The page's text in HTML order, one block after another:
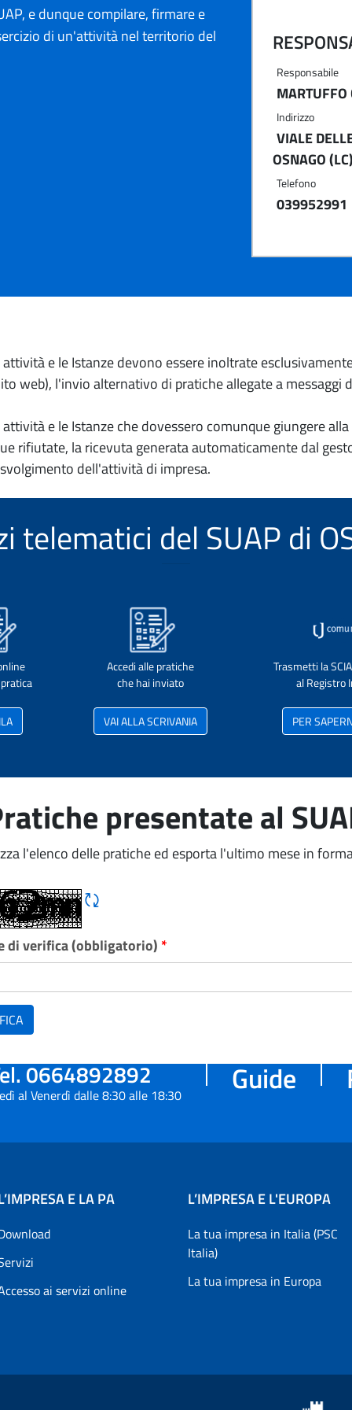
e dunque compilare, firmare e
di un'attività nel territorio del
Responsabile
MARTUFFO
Indirizzo
VIALE
OSNAGO
Telefono
039952991
e le Istanze devono essere inoltrate
web), l'invio alternativo di pratiche allegate a messaggi
e le Istanze che dovessero comunque giungere
rifiutate, la ricevuta generata automaticamente dal
dell'attività di impresa.
telematici del SUAP di
Accedi alle pratiche
che hai inviato
VAI ALLA SCRIVANIA
Trasmetti la
al Registro
PER
presentate al
l'elenco delle pratiche ed esporta l'ultimo mese in
Rigene CAPTCHA
di verifica (obbligatorio) *
0664892892
al Venerdì dalle 8:30 alle 18:30 Guide
E LA PA
ai servizi online
L’IMPRESA E L'EUROPA
La tua impresa in Italia (PSC
Italia)
La tua impresa in Europa